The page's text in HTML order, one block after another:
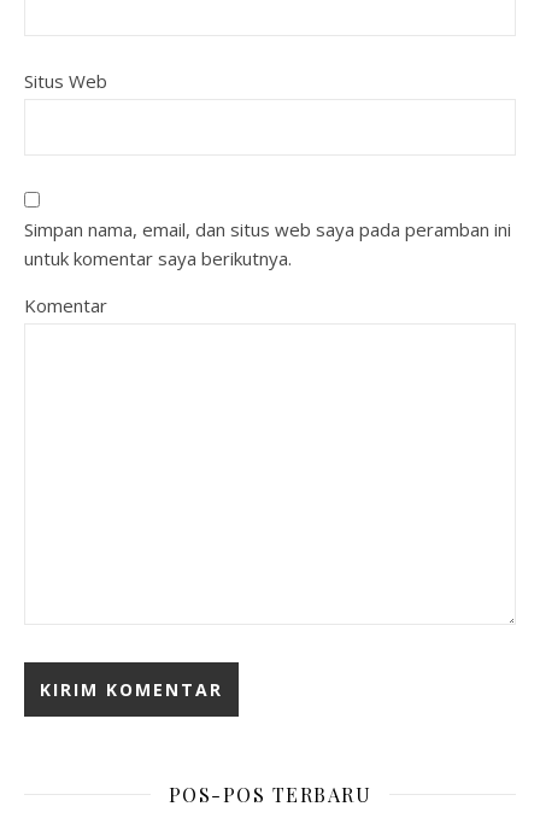
Situs Web
Simpan nama, email, dan situs web saya pada peramban ini
untuk komentar saya berikutnya.
Komentar
POS-POS TERBARU